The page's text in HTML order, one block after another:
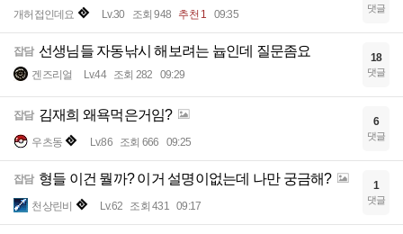
개허접인데요 Lv.30 조회 948 추천 1 09:35 댓글
잡담 선생님들 자동낚시 해보려는 늅인데 질문좀요
겐즈리얼 Lv.44 조회 282 09:29
18
댓글
잡담 김재희 왜욕먹은거임?
우츠동 Lv.86 조회 666 09:25
6
댓글
잡담 형들 이건 뭘까? 이거 설명이없는데 나만 궁금해?
천상린비 Lv.62 조회 431 09:17
1
댓글